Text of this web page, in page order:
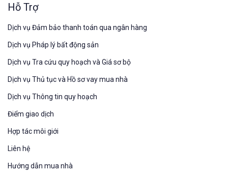
Hỗ Trợ
Dịch vụ Đảm bảo thanh toán qua ngân hàng
Dịch vụ Pháp lý bất động sản
Dịch vụ Tra cứu quy hoạch và Giá sơ bộ
Dịch vụ Thủ tục và Hồ sơ vay mua nhà
Dịch vụ Thông tin quy hoạch
Điểm giao dịch
Hợp tác môi giới
Liên hệ
Hướng dẫn mua nhà​